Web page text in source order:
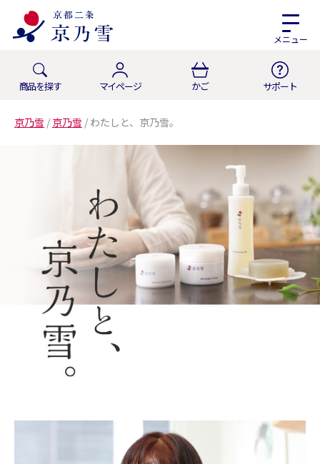
メニュー
商品を探す マイページ かご サポート
京乃雪 / 京乃雪 / わたしと、京乃雪。